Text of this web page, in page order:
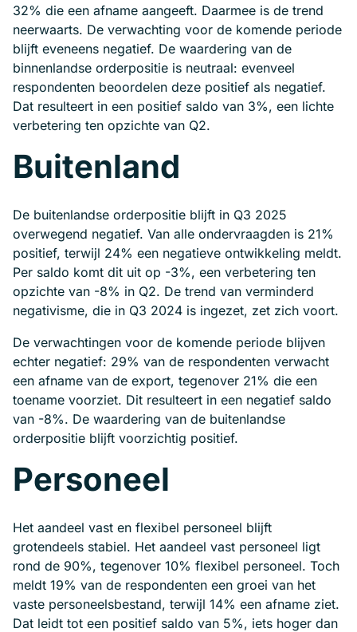
32% die een afname aangeeft. Daarmee is de trend
neerwaarts. De verwachting voor de komende periode
blijft eveneens negatief. De waardering van de
binnenlandse orderpositie is neutraal: evenveel
respondenten beoordelen deze positief als negatief.
Dat resulteert in een positief saldo van 3%, een lichte
verbetering ten opzichte van Q2.
Buitenland
De buitenlandse orderpositie blijft in Q3 2025
overwegend negatief. Van alle ondervraagden is 21%
positief, terwijl 24% een negatieve ontwikkeling meldt.
Per saldo komt dit uit op -3%, een verbetering ten
opzichte van -8% in Q2. De trend van verminderd
negativisme, die in Q3 2024 is ingezet, zet zich voort.
De verwachtingen voor de komende periode blijven
echter negatief: 29% van de respondenten verwacht
een afname van de export, tegenover 21% die een
toename voorziet. Dit resulteert in een negatief saldo
van -8%. De waardering van de buitenlandse
orderpositie blijft voorzichtig positief.
Personeel
Het aandeel vast en flexibel personeel blijft
grotendeels stabiel. Het aandeel vast personeel ligt
rond de 90%, tegenover 10% flexibel personeel. Toch
meldt 19% van de respondenten een groei van het
vaste personeelsbestand, terwijl 14% een afname ziet.
Dat leidt tot een positief saldo van 5%, iets hoger dan